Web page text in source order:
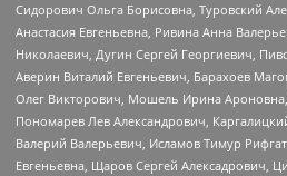
Сидорович Ольга Борисовна, Туровский
Анастасия Евгеньевна, Ривина Анна
Николаевич, Дугин Сергей Георгиевич,
Аверин Виталий Евгеньевич, Барахоев
Олег Викторович, Мошель Ирина
Пономарев Лев Александрович,
Валерий Валерьевич, Исламов Тимур
Евгеньевна, Щаров Сергей Алексадрович,